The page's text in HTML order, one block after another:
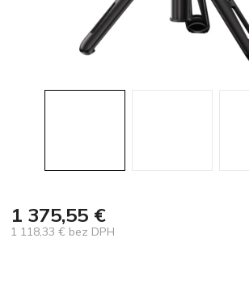
1 375,55 €
1 118,33 € bez DPH